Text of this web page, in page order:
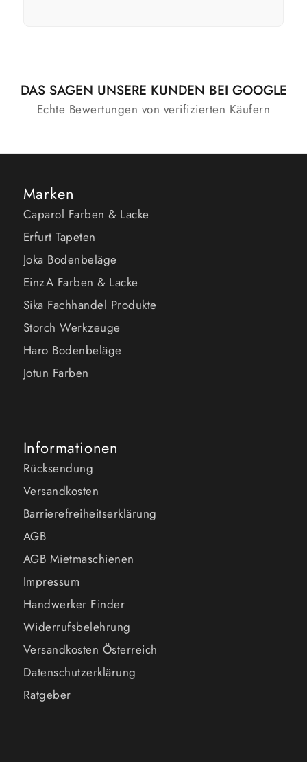
DAS SAGEN UNSERE KUNDEN BEI GOOGLE
Echte Bewertungen von verifizierten Käufern
Marken
Caparol Farben & Lacke
Erfurt Tapeten
Joka Bodenbeläge
EinzA Farben & Lacke
Sika Fachhandel Produkte
Storch Werkzeuge
Haro Bodenbeläge
Jotun Farben
Informationen
Rücksendung
Versandkosten
Barrierefreiheitserklärung
AGB
AGB Mietmaschienen
Impressum
Handwerker Finder
Widerrufsbelehrung
Versandkosten Österreich
Datenschutzerklärung
Ratgeber